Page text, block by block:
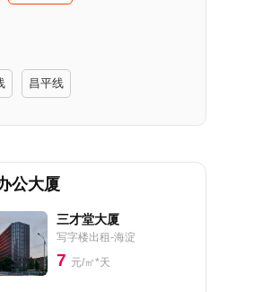
昌平线
公大厦
三才堂大厦
写字楼出租-海淀
7 元/㎡*天